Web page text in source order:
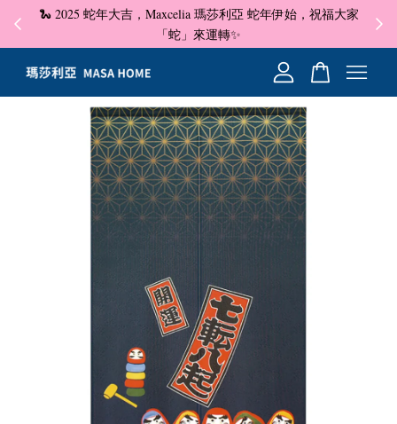
🐍 2025 蛇年大吉，Maxcelia 瑪莎利亞 蛇年伊始，祝福大家
「蛇」來運轉✨
✦
您的購物車目前還是空的。
繼續購物